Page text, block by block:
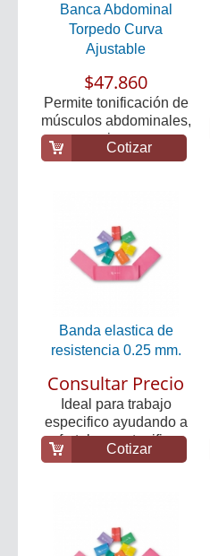
Banca Abdominal
Torpedo Curva
Ajustable
$47.860
Permite tonificación de
músculos abdominales,
superiores e...
Cotizar
Banda elastica de
resistencia 0.25 mm.
Consultar Precio
Ideal para trabajo
especifico ayudando a
fortalecer y tonifi...
Cotizar